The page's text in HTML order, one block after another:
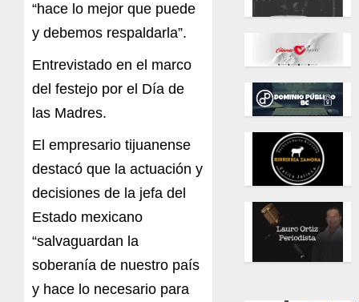
“hace lo mejor que puede
y debemos respaldarla”.
Entrevistado en el marco
del festejo por el Día de
las Madres.
El empresario tijuanense
destacó que la actuación y
decisiones de la jefa del
Estado mexicano
“salvaguardan la
soberanía de nuestro país
y hace lo necesario para